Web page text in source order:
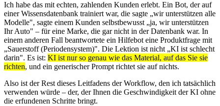
Ich habe das mit echten, zahlenden Kunden erlebt. Ein Bot, der auf
einer Wissensdatenbank trainiert war, die sagte „wir unterstützen alle
Modelle", sagte einem Kunden selbstbewusst „ja, wir unterstützen
Ihr Auto" – für eine Marke, die gar nicht in der Datenbank war. In
einem anderen Fall beantwortete ein Hilfebot eine Produktfrage mit
„Sauerstoff (Periodensystem)". Die Lektion ist nicht „KI ist schlecht
darin". Es ist: KI ist nur so genau wie das Material, auf das Sie sie
richten, und ein generischer Prompt richtet sie auf nichts.
Also ist der Rest dieses Leitfadens der Workflow, den ich tatsächlich
verwenden würde – der, der Ihnen die Geschwindigkeit der KI ohne
die erfundenen Schritte bringt.